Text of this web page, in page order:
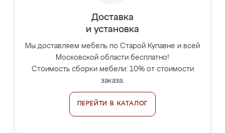
Доставка
и установка
Мы доставляем мебель по Старой Купавне и всей
Московской области бесплатно!
Стоимость сборки мебели: 10% от стоимости
заказа.
ПЕРЕЙТИ В КАТАЛОГ